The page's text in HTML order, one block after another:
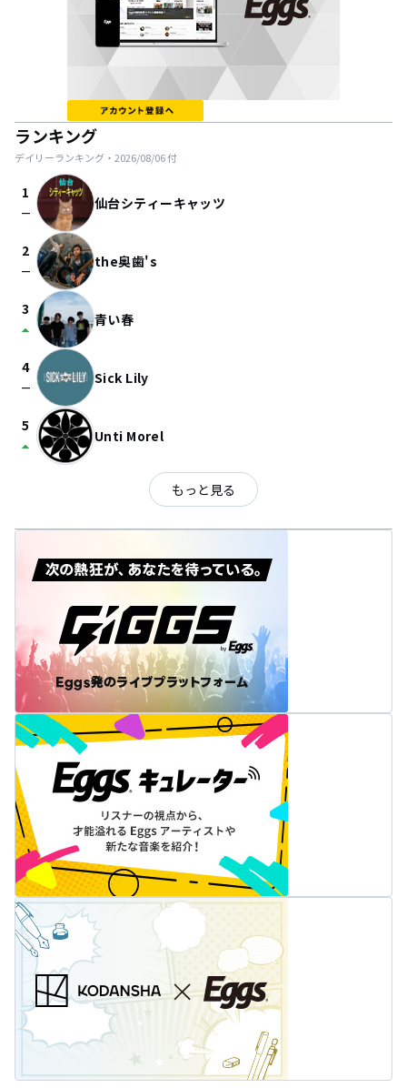
ランキング
デイリーランキング・ 2026/08/06付
1
check_indeterminate_small 仙台シティーキャッツ
2
check_indeterminate_small the奥歯's
3
arrow_drop_up 青い春
4
check_indeterminate_small Sick Lily
5
arrow_drop_up Unti Morel
もっと見る